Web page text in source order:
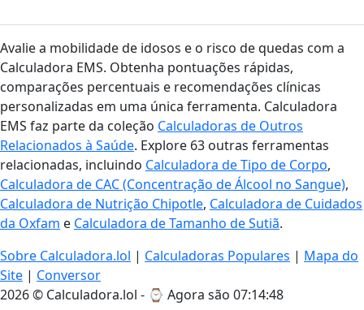
Avalie a mobilidade de idosos e o risco de quedas com a
Calculadora EMS. Obtenha pontuações rápidas,
comparações percentuais e recomendações clínicas
personalizadas em uma única ferramenta. Calculadora
EMS faz parte da coleção Calculadoras de Outros
Relacionados à Saúde. Explore 63 outras ferramentas
relacionadas, incluindo Calculadora de Tipo de Corpo,
Calculadora de CAC (Concentração de Álcool no Sangue),
Calculadora de Nutrição Chipotle, Calculadora de Cuidados
da Oxfam e Calculadora de Tamanho de Sutiã.
Sobre Calculadora.lol | Calculadoras Populares | Mapa do
Site | Conversor
2026 © Calculadora.lol - ⌚ Agora são 07:14:49